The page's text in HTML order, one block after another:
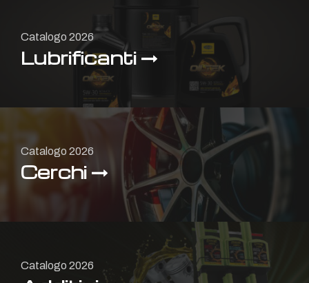
Catalogo 2026
Lubrificanti
Catalogo 2026
Cerchi
Catalogo 2026